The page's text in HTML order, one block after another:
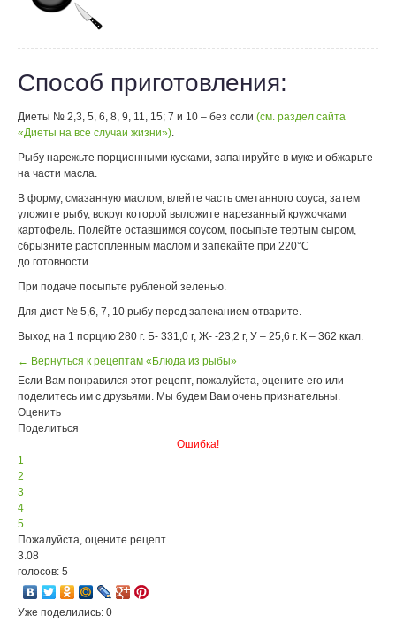
Способ приготовления:
Диеты № 2,3, 5, 6, 8, 9, 11, 15; 7 и 10 – без соли (см. раздел сайта
«Диеты на все случаи жизни»).
Рыбу нарежьте порционными кусками, запанируйте в муке и обжарьте
на части масла.
В форму, смазанную маслом, влейте часть сметанного соуса, затем
уложите рыбу, вокруг которой выложите нарезанный кружочками
картофель. Полейте оставшимся соусом, посыпьте тертым сыром,
сбрызните растопленным маслом и запекайте при 220°С
до готовности.
При подаче посыпьте рубленой зеленью.
Для диет № 5,6, 7, 10 рыбу перед запеканием отварите.
Выход на 1 порцию 280 г. Б- 331,0 г, Ж- -23,2 г, У – 25,6 г. К – 362 ккал.
← Вернуться к рецептам «Блюда из рыбы»
Если Вам понравился этот рецепт, пожалуйста, оцените его или
поделитесь им с друзьями. Мы будем Вам очень признательны.
Оценить
Поделиться
Ошибка!
1
2
3
4
5
Пожалуйста, оцените рецепт
3.08
голосов: 5
Уже поделились: 0